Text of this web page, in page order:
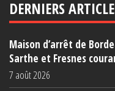
DERNIERS
Maison d’arrêt de
Sarthe et Fresnes
7 août 2026